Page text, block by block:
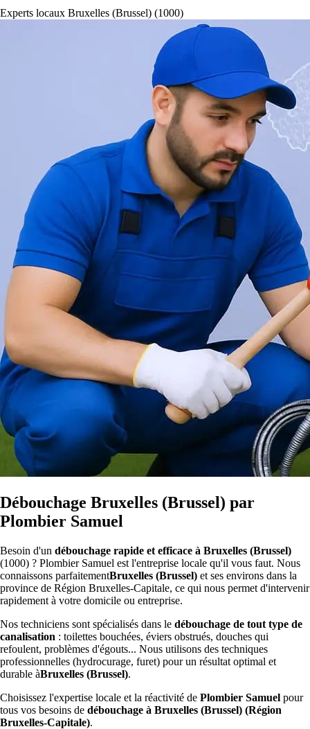
Experts locaux Bruxelles (Brussel) (1000)
Débouchage Bruxelles (Brussel) par
Plombier Samuel
Besoin d'un débouchage rapide et efficace à Bruxelles (Brussel)
(1000) ? Plombier Samuel est l'entreprise locale qu'il vous faut. Nous
connaissons parfaitementBruxelles (Brussel) et ses environs dans la
province de Région Bruxelles-Capitale, ce qui nous permet d'intervenir
rapidement à votre domicile ou entreprise.
Nos techniciens sont spécialisés dans le débouchage de tout type de
canalisation : toilettes bouchées, éviers obstrués, douches qui
refoulent, problèmes d'égouts... Nous utilisons des techniques
professionnelles (hydrocurage, furet) pour un résultat optimal et
durable àBruxelles (Brussel).
Choisissez l'expertise locale et la réactivité de Plombier Samuel pour
tous vos besoins de débouchage à Bruxelles (Brussel) (Région
Bruxelles-Capitale).